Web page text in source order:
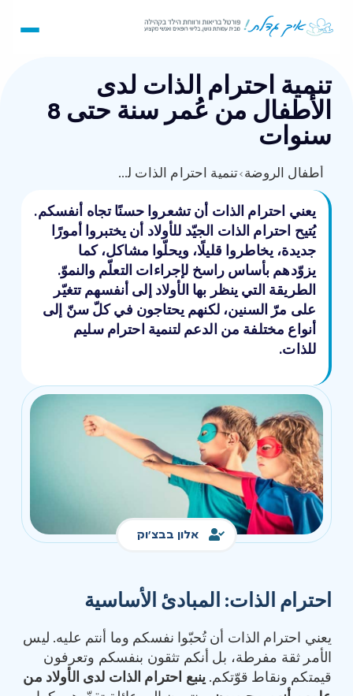
تنمية احترام الذات لدى
الأطفال من عُمر سنة حتى 8
سنوات
أطفال الروضة› تنمية احترام الذات لدى الأطفال من عُمر سنة حتى 8 سنوات
يعني احترام الذات أن تشعروا حسنًا تجاه أنفسكم.
يُتيح احترام الذات الجيّد للأولاد أن يختبروا أمورًا
جديدة، يخاطروا قليلًا، ويحلّوا مشاكل، كما
يزوّدهم بأساس راسخ لإجراءات التعلّم والنموّ.
الطريقة التي ينظر بها الأولاد إلى أنفسهم تتغيّر
على مرّ السنين، لكنهم يحتاجون في كلّ سنّ إلى
أنواع مختلفة من الدعم لتنمية احترام سليم
للذات.
אלון בבצ'וק
احترام الذات: المبادئ الأساسية
يعني احترام الذات أن تُحبّوا نفسكم وما أنتم عليه. ليس
الأمر ثقة مفرطة، بل أنكم تثقون بنفسكم وتعرفون
قيمتكم ونقاط قوّتكم. ينبع احترام الذات لدى الأولاد من